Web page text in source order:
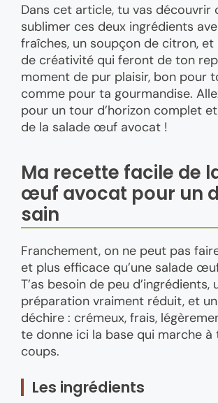
Dans cet article, tu vas découvrir
sublimer ces deux ingrédients
fraîches, un soupçon de citron,
de créativité qui feront de ton
moment de pur plaisir, bon pour
comme pour ta gourmandise.
pour un tour d’horizon complet
de la salade œuf avocat !
Ma recette facile de
œuf avocat pour un
sain
Franchement, on ne peut pas
et plus efficace qu’une salade
T’as besoin de peu d’ingrédients,
préparation vraiment réduit, et
déchire : crémeux, frais,
te donne ici la base qui marche à
coups.
Les ingrédients